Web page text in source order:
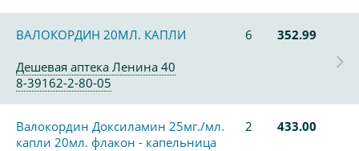
ВАЛОКОРДИН 20МЛ. КАПЛИ 6
352.99
Дешевая аптека Ленина 40
8-39162-2-80-05
Валокордин Доксиламин 25мг./мл.
капли 20мл. флакон - капельница
2 433.00